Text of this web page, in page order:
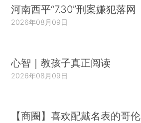
河南西平“7.30”刑案嫌犯落网
2026年08月09日
心智｜教孩子真正阅读
2026年08月09日
【商圈】喜欢配戴名表的哥伦